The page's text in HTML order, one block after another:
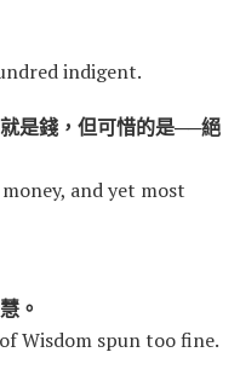
indigent.
是錢，但可惜的是──絕
and yet most
。
Wisdom spun too fine.